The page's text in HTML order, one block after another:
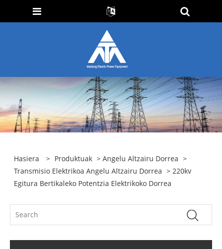
Hasiera > Produktuak >Angelu Altzairu Dorrea >
Transmisio Elektrikoa Angelu Altzairu Dorrea > 220kv
Egitura Bertikaleko Potentzia Elektrikoko Dorrea